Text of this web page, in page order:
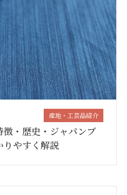
産地・工芸品紹介
・歴史・ジャパンブ
やすく解説